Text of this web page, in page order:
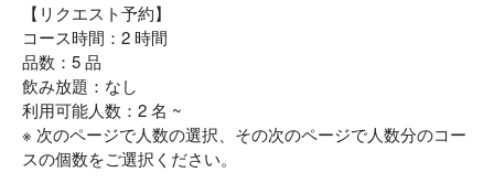
【リクエスト予約】
コース時間：2 時間
品数：5 品
飲み放題：なし
利用可能人数：2 名 ~
※ 次のページで人数の選択、その次のページで人数分のコー
スの個数をご選択ください。